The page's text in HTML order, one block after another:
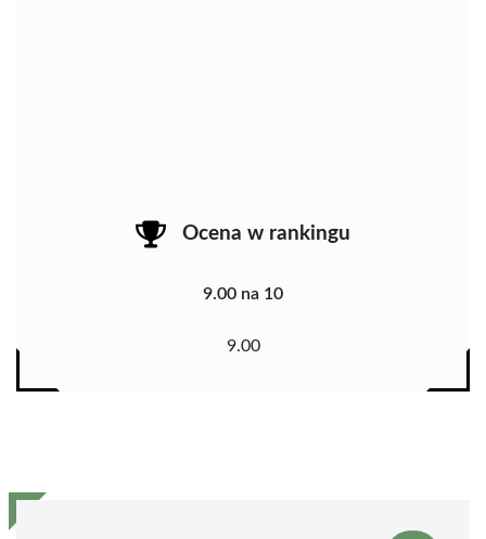
Ocena w rankingu
9.00 na 10
9.00